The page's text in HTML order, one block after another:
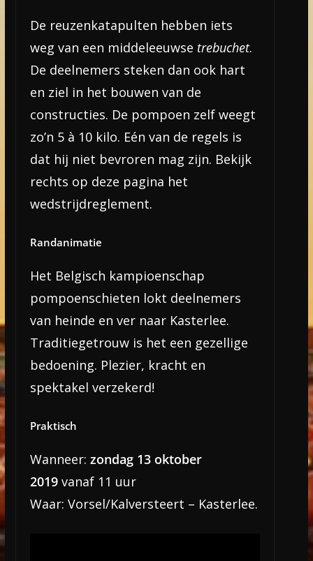
De reuzenkatapulten hebben iets
weg van een middeleeuwse trebuchet.
De deelnemers steken dan ook hart
en ziel in het bouwen van de
constructies. De pompoen zelf weegt
zo’n 5 à 10 kilo. Eén van de regels is
dat hij niet bevroren mag zijn. Bekijk
rechts op deze pagina het
wedstrijdreglement.
Randanimatie
Het Belgisch kampioenschap
pompoenschieten lokt deelnemers
van heinde en ver naar Kasterlee.
Traditiegetrouw is het een gezellige
bedoening. Plezier, kracht en
spektakel verzekerd!
Praktisch
Wanneer: zondag 13 oktober
2019 vanaf 11 uur
Waar: Vorsel/Kalversteert – Kasterlee.